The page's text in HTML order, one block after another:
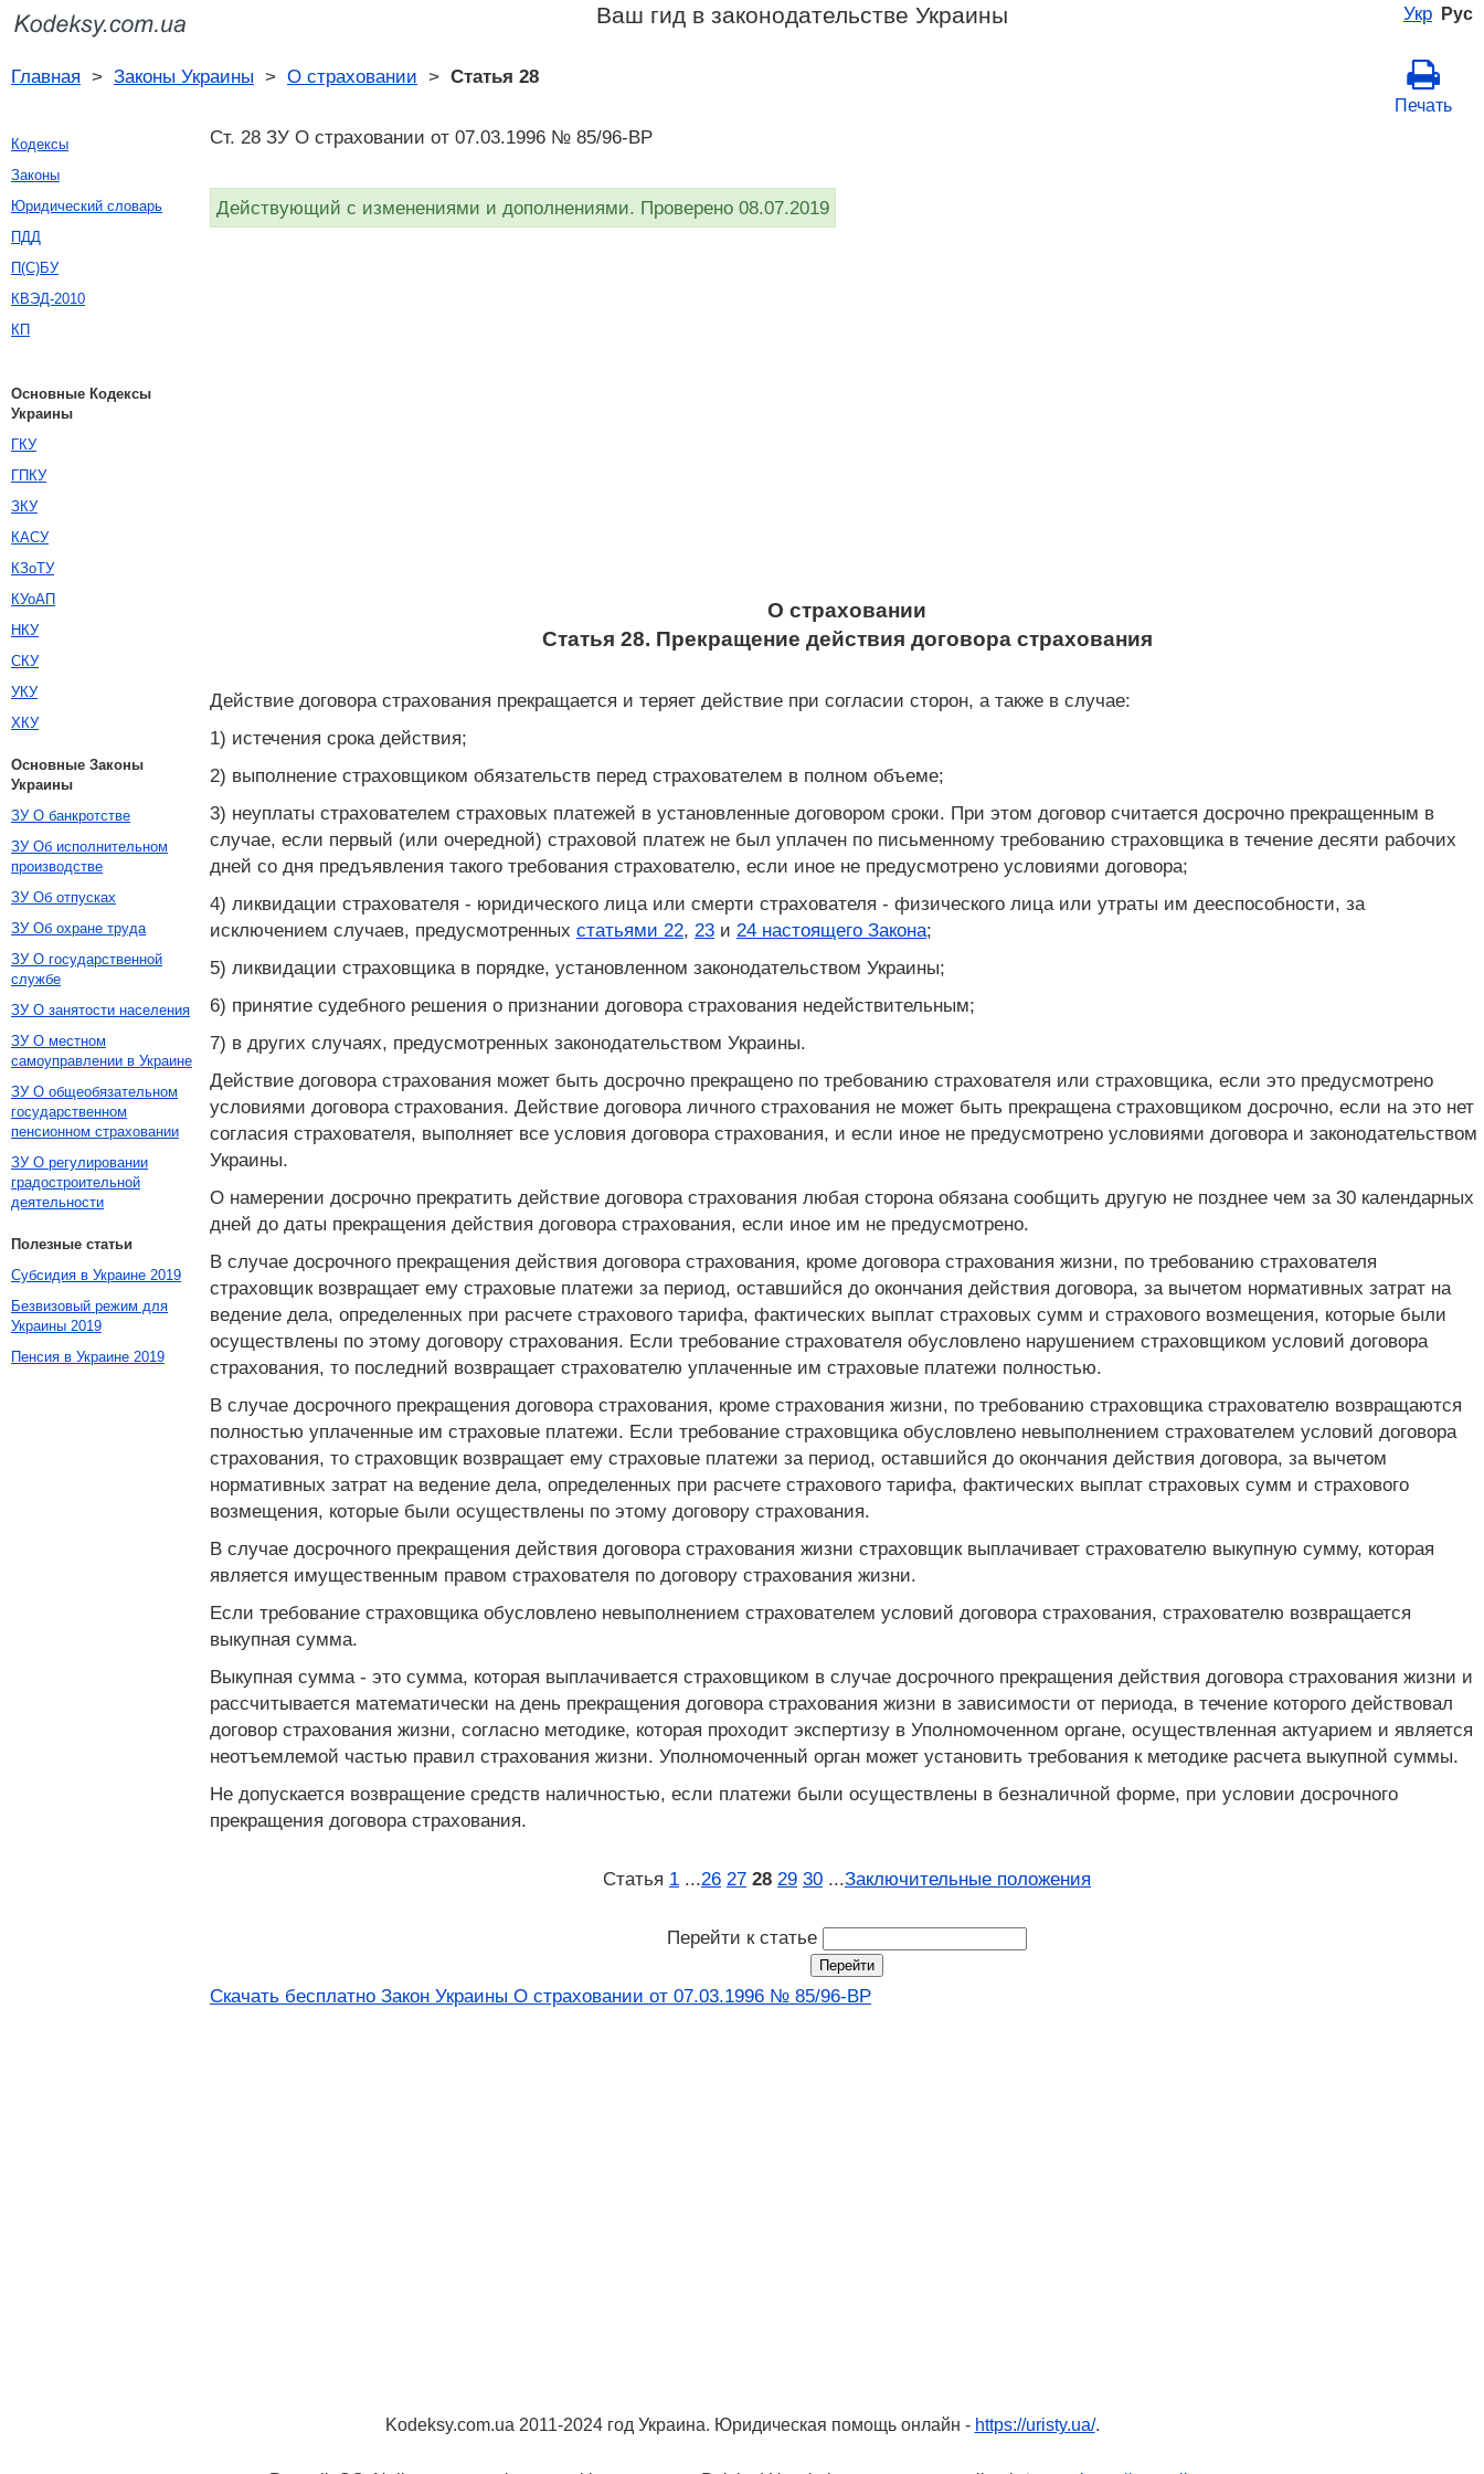
Укр Рус
Ваш гид в законодательстве Украины
Главная > Законы Украины > О страховании > Статья 28
Печать
Ст. 28 ЗУ О страховании от 07.03.1996 № 85/96-ВР
Действующий с изменениями и дополнениями. Проверено 08.07.2019
О страховании
Статья 28. Прекращение действия договора страхования
Действие договора страхования прекращается и теряет действие при согласии сторон, а также в случае:
1) истечения срока действия;
2) выполнение страховщиком обязательств перед страхователем в полном объеме;
3) неуплаты страхователем страховых платежей в установленные договором сроки. При этом договор считается досрочно прекращенным в
случае, если первый (или очередной) страховой платеж не был уплачен по письменному требованию страховщика в течение десяти рабочих
дней со дня предъявления такого требования страхователю, если иное не предусмотрено условиями договора;
4) ликвидации страхователя - юридического лица или смерти страхователя - физического лица или утраты им дееспособности, за
исключением случаев, предусмотренных статьями 22, 23 и 24 настоящего Закона;
5) ликвидации страховщика в порядке, установленном законодательством Украины;
6) принятие судебного решения о признании договора страхования недействительным;
7) в других случаях, предусмотренных законодательством Украины.
Действие договора страхования может быть досрочно прекращено по требованию страхователя или страховщика, если это предусмотрено
условиями договора страхования. Действие договора личного страхования не может быть прекращена страховщиком досрочно, если на это нет
согласия страхователя, выполняет все условия договора страхования, и если иное не предусмотрено условиями договора и законодательством
Украины.
О намерении досрочно прекратить действие договора страхования любая сторона обязана сообщить другую не позднее чем за 30 календарных
дней до даты прекращения действия договора страхования, если иное им не предусмотрено.
В случае досрочного прекращения действия договора страхования, кроме договора страхования жизни, по требованию страхователя
страховщик возвращает ему страховые платежи за период, оставшийся до окончания действия договора, за вычетом нормативных затрат на
ведение дела, определенных при расчете страхового тарифа, фактических выплат страховых сумм и страхового возмещения, которые были
осуществлены по этому договору страхования. Если требование страхователя обусловлено нарушением страховщиком условий договора
страхования, то последний возвращает страхователю уплаченные им страховые платежи полностью.
В случае досрочного прекращения договора страхования, кроме страхования жизни, по требованию страховщика страхователю возвращаются
полностью уплаченные им страховые платежи. Если требование страховщика обусловлено невыполнением страхователем условий договора
страхования, то страховщик возвращает ему страховые платежи за период, оставшийся до окончания действия договора, за вычетом
нормативных затрат на ведение дела, определенных при расчете страхового тарифа, фактических выплат страховых сумм и страхового
возмещения, которые были осуществлены по этому договору страхования.
В случае досрочного прекращения действия договора страхования жизни страховщик выплачивает страхователю выкупную сумму, которая
является имущественным правом страхователя по договору страхования жизни.
Если требование страховщика обусловлено невыполнением страхователем условий договора страхования, страхователю возвращается
выкупная сумма.
Выкупная сумма - это сумма, которая выплачивается страховщиком в случае досрочного прекращения действия договора страхования жизни и
рассчитывается математически на день прекращения договора страхования жизни в зависимости от периода, в течение которого действовал
договор страхования жизни, согласно методике, которая проходит экспертизу в Уполномоченном органе, осуществленная актуарием и является
неотъемлемой частью правил страхования жизни. Уполномоченный орган может установить требования к методике расчета выкупной суммы.
Не допускается возвращение средств наличностью, если платежи были осуществлены в безналичной форме, при условии досрочного
прекращения договора страхования.
Статья 1 ...26 27 28 29 30 ...Заключительные положения
Перейти к статье
Скачать бесплатно Закон Украины О страховании от 07.03.1996 № 85/96-ВР
Кодексы
Законы
Юридический словарь
ПДД
П(С)БУ
КВЭД-2010
КП
Основные Кодексы
Украины
ГКУ
ГПКУ
ЗКУ
КАСУ
КЗоТУ
КУоАП
НКУ
СКУ
УКУ
ХКУ
Основные Законы
Украины
ЗУ О банкротстве
ЗУ Об исполнительном
производстве
ЗУ Об отпусках
ЗУ Об охране труда
ЗУ О государственной
службе
ЗУ О занятости населения
ЗУ О местном
самоуправлении в Украине
ЗУ О общеобязательном
государственном
пенсионном страховании
ЗУ О регулировании
градостроительной
деятельности
Полезные статьи
Субсидия в Украине 2019
Безвизовый режим для
Украины 2019
Пенсия в Украине 2019
Kodeksy.com.ua 2011-2024 год Украина. Юридическая помощь онлайн - https://uristy.ua/.